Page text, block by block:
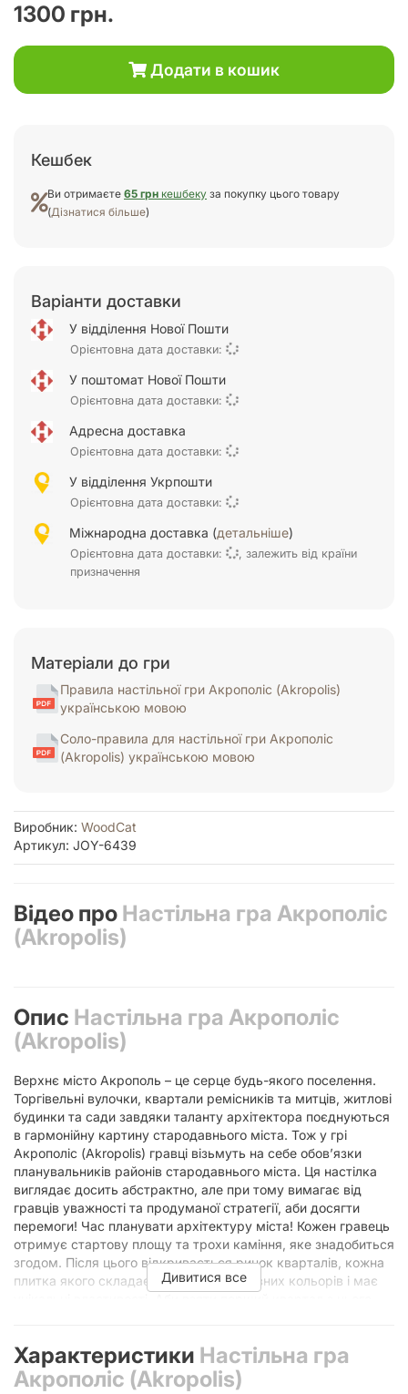
1300 грн.
Додати в кошик
Кешбек
Ви отримаєте 65 грн кешбеку за покупку цього товару
(Дізнатися більше)
Варіанти доставки
У відділення Нової Пошти
Орієнтовна дата доставки:
У поштомат Нової Пошти
Орієнтовна дата доставки:
Адресна доставка
Орієнтовна дата доставки:
У відділення Укрпошти
Орієнтовна дата доставки:
Міжнародна доставка (детальніше)
Орієнтовна дата доставки:
, залежить від країни
призначення
Матеріали до гри
Правила настільної гри Акрополіс (Akropolis)
українською мовою
Соло-правила для настільної гри Акрополіс
(Akropolis) українською мовою
Виробник: WoodCat
Артикул: JOY-6439
Відео про Настільна гра Акрополіс
(Akropolis)
Опис Настільна гра Акрополіс
(Akropolis)
Верхнє місто Акрополь – це серце будь-якого поселення.
Торгівельні вулочки, квартали ремісників та митців, житлові
будинки та сади завдяки таланту архітектора поєднуються
в гармонійну картину стародавнього міста. Тож у грі
Акрополіс (Akropolis) гравці візьмуть на себе обов’язки
планувальників районів стародавнього міста. Ця настілка
виглядає досить абстрактно, але при тому вимагає від
гравців уважності та продуманої стратегії, аби досягти
перемоги! Час планувати архітектуру міста! Кожен гравець
отримує стартову площу та трохи каміння, яке знадобиться
згодом. Після цього відкривається ринок кварталів, кожна
плитка якого складається з вуличок різних кольорів і має
ви хочете пропустити декілька плиток, то за кожну
пропущену доведеться заплатити камінням. Як правильно
розташувати вулиці? Кожний кольоровий район міста має
Дивитися все
Характеристики Настільна гра
Акрополіс (Akropolis)